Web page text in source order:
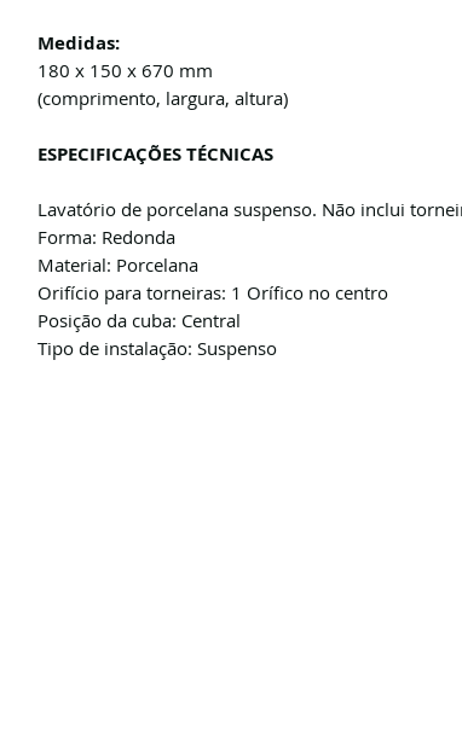
Medidas:
180 x 150 x 670 mm
(comprimento, largura, altura)
ESPECIFICAÇÕES TÉCNICAS
Lavatório de porcelana suspenso. Não inclui
Forma: Redonda
Material: Porcelana
Orifício para torneiras: 1 Orífico no centro
Posição da cuba: Central
Tipo de instalação: Suspenso